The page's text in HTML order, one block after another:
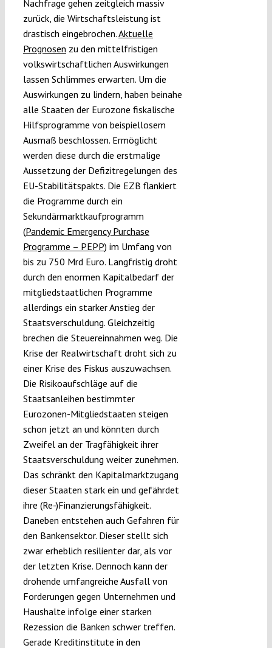
Nachfrage gehen zeitgleich massiv
zurück, die Wirtschaftsleistung ist
drastisch eingebrochen.Aktuelle
Prognosen zu den mittelfristigen
volkswirtschaftlichen Auswirkungen
lassen Schlimmes erwarten. Um die
Auswirkungen zu lindern, haben beinahe
alle Staaten der Eurozone fiskalische
Hilfsprogramme von beispiellosem
Ausmaß beschlossen. Ermöglicht
werden diese durch die erstmalige
Aussetzung der Defizitregelungen des
EU-Stabilitätspakts. Die EZB flankiert
die Programme durch ein
Sekundärmarktkaufprogramm
(Pandemic Emergency Purchase
Programme – PEPP) im Umfang von
bis zu 750 Mrd Euro. Langfristig droht
durch den enormen Kapitalbedarf der
mitgliedstaatlichen Programme
allerdings ein starker Anstieg der
Staatsverschuldung. Gleichzeitig
brechen die Steuereinnahmen weg. Die
Krise der Realwirtschaft droht sich zu
einer Krise des Fiskus auszuwachsen.
Die Risikoaufschläge auf die
Staatsanleihen bestimmter
Eurozonen-Mitgliedstaaten steigen
schon jetzt an und könnten durch
Zweifel an der Tragfähigkeit ihrer
Staatsverschuldung weiter zunehmen.
Das schränkt den Kapitalmarktzugang
dieser Staaten stark ein und gefährdet
ihre (Re-)Finanzierungsfähigkeit.
Daneben entstehen auch Gefahren für
den Bankensektor. Dieser stellt sich
zwar erheblich resilienter dar, als vor
der letzten Krise. Dennoch kann der
drohende umfangreiche Ausfall von
Forderungen gegen Unternehmen und
Haushalte infolge einer starken
Rezession die Banken schwer treffen.
Gerade Kreditinstitute in den